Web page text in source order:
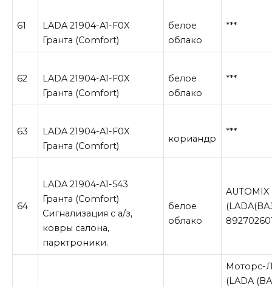
61
LADA 21904-A1-F0X
Гранта (Comfort)
белое
облако
***
62
LADA 21904-A1-F0X
Гранта (Comfort)
белое
облако
***
63
LADA 21904-A1-F0X
Гранта (Comfort)
кориандр
***
64
LADA 21904-A1-543
Гранта (Comfort)
Сигнализация с а/з,
ковры салона,
парктроники.
белое
облако
AUTOMIX
Моторс-
(LADA